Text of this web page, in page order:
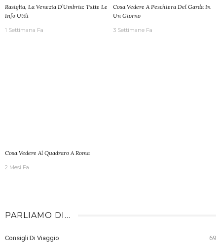
Rasiglia, La Venezia D’Umbria: Tutte Le
Info Utili
1 Settimana Fa
Cosa Vedere A Peschiera Del Garda In
Un Giorno
3 Settimane Fa
Cosa Vedere Al Quadraro A Roma
2 Mesi Fa
PARLIAMO DI…
Consigli Di Viaggio 69